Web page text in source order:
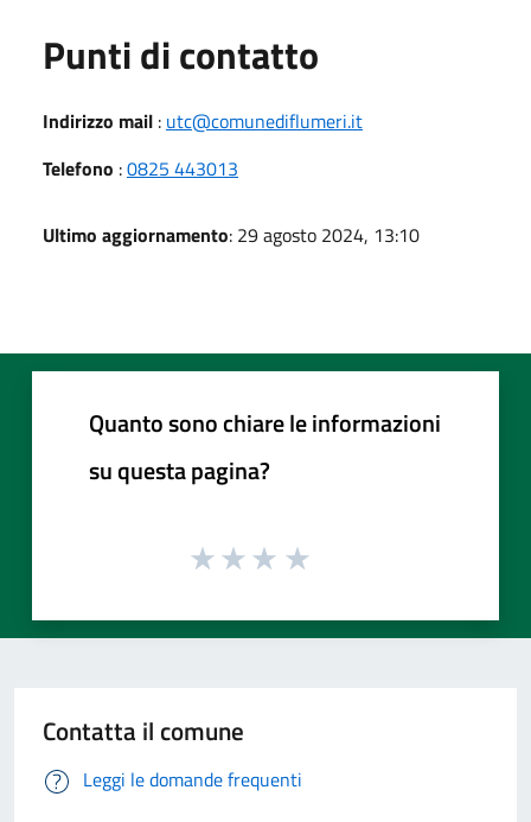
Punti di contatto
Indirizzo mail : utc@comunediflumeri.it
Telefono :0825 443013
Ultimo aggiornamento: 29 agosto 2024, 13:10
Quanto sono chiare le informazioni
su questa pagina?
Contatta il comune
Leggi le domande frequenti